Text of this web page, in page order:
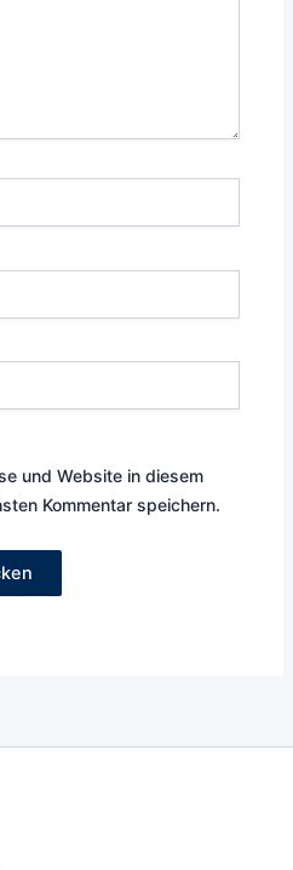
und Website in diesem
Kommentar speichern.